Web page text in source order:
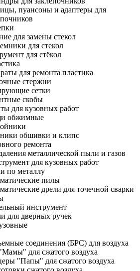
пуансоны и адаптеры для
для замены стекол
для стекол
для стёкол
для ремонта пластика
стержни
сетки
скобы
для кузовных работ
обжимные
обшивки и клипс
ремонта
металлической пыли и газов
для кузовных работ
по металлу
пилы
дрели для точечной сварки
инструмент
для дверных ручек
соединения (БРС) для воздуха
для сжатого воздуха
"Папы" для сжатого воздуха